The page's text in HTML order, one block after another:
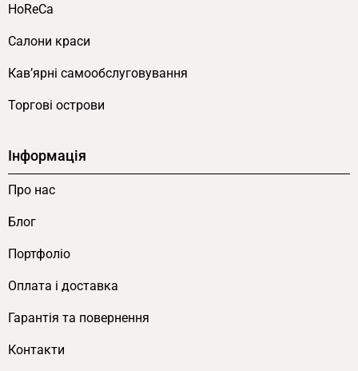
HoReCa
Салони краси
Кав’ярні самообслуговування
Торгові острови
Інформація
Про нас
Блог
Портфоліо
Оплата і доставка
Гарантія та повернення
Контакти